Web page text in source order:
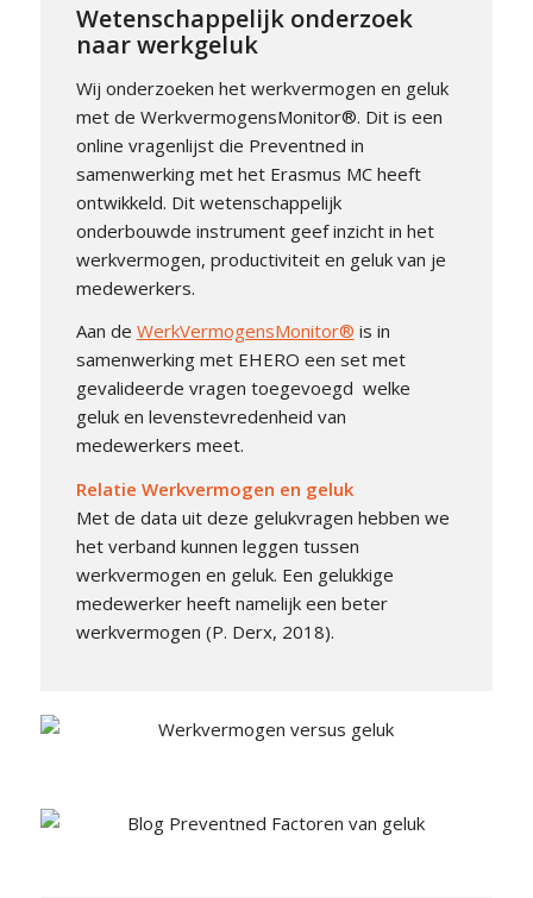
Wetenschappelijk onderzoek
naar werkgeluk
Wij onderzoeken het werkvermogen en geluk
met de WerkvermogensMonitor®. Dit is een
online vragenlijst die Preventned in
samenwerking met het Erasmus MC heeft
ontwikkeld. Dit wetenschappelijk
onderbouwde instrument geef inzicht in het
werkvermogen, productiviteit en geluk van je
medewerkers.
Aan de WerkVermogensMonitor® is in
samenwerking met EHERO een set met
gevalideerde vragen toegevoegd welke
geluk en levenstevredenheid van
medewerkers meet.
Relatie Werkvermogen en geluk
Met de data uit deze gelukvragen hebben we
het verband kunnen leggen tussen
werkvermogen en geluk. Een gelukkige
medewerker heeft namelijk een beter
werkvermogen (P. Derx, 2018).